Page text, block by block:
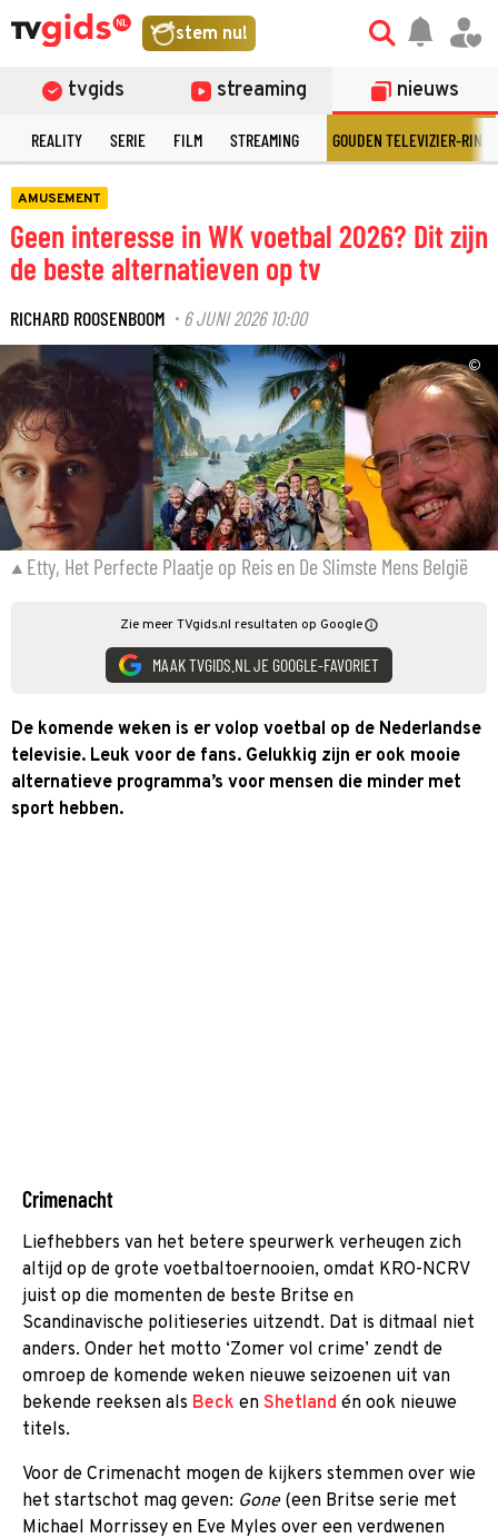
stem nu!
tvgids streaming nieuws
REALITY SERIE FILM STREAMING GOUDEN TELEVIZIER-RING
AMUSEMENT
Geen interesse in WK voetbal 2026? Dit zijn
de beste alternatieven op tv
RICHARD ROOSENBOOM · 6 JUNI 2026 10:00
©
Etty, Het Perfecte Plaatje op Reis en De Slimste Mens België
Zie meer TVgids.nl resultaten op Google
MAAK TVGIDS.NL JE GOOGLE-FAVORIET
De komende weken is er volop voetbal op de Nederlandse
televisie. Leuk voor de fans. Gelukkig zijn er ook mooie
alternatieve programma’s voor mensen die minder met
sport hebben.
Crimenacht
Liefhebbers van het betere speurwerk verheugen zich
altijd op de grote voetbaltoernooien, omdat KRO-NCRV
juist op die momenten de beste Britse en
Scandinavische politieseries uitzendt. Dat is ditmaal niet
anders. Onder het motto ‘Zomer vol crime’ zendt de
omroep de komende weken nieuwe seizoenen uit van
bekende reeksen als Beck en Shetland én ook nieuwe
titels.
Voor de Crimenacht mogen de kijkers stemmen over wie
het startschot mag geven: Gone(een Britse serie met
Michael Morrissey en Eve Myles over een verdwenen